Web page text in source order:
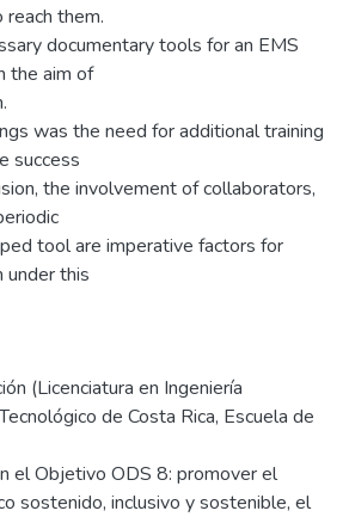
them.
documentary tools for an EMS
the aim of
was the need for additional training
success
the involvement of collaborators,
tool are imperative factors for
under this
(Licenciatura en Ingeniería
de Costa Rica, Escuela de
el Objetivo ODS 8: promover el
sostenido, inclusivo y sostenible, el